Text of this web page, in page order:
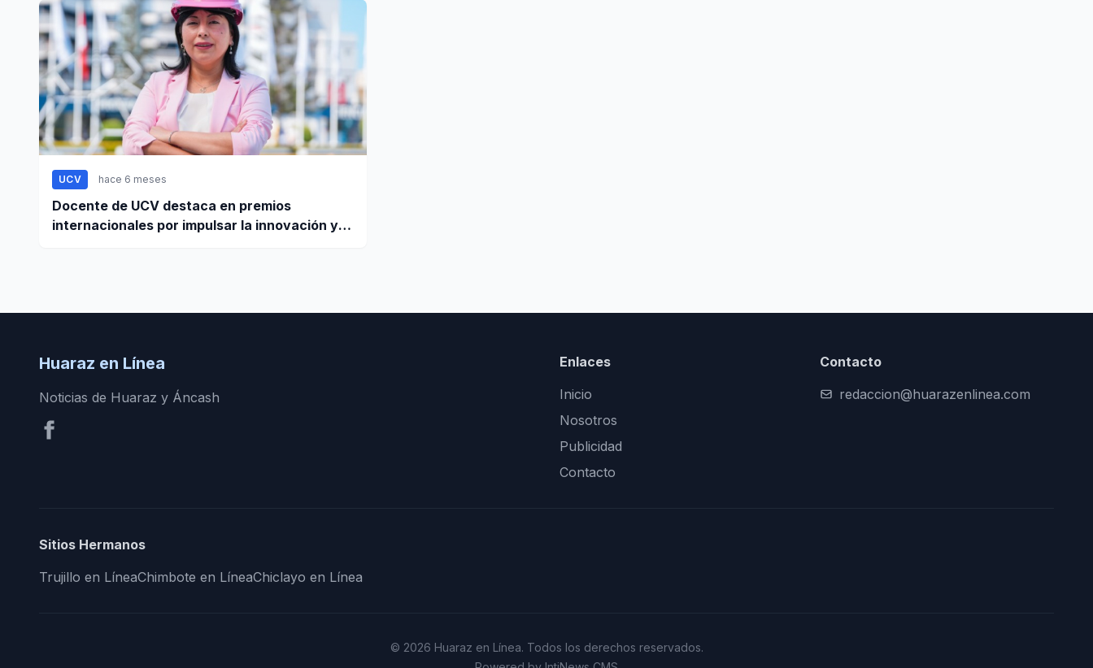
UCV hace 6 meses
Docente de UCV destaca en premios
internacionales por impulsar la innovación y
Huaraz en Línea
Noticias de Huaraz y Áncash
Enlaces
Inicio
Nosotros
Publicidad
Contacto
Contacto
redaccion@huarazenlinea.com
Sitios Hermanos
Trujillo en LíneaChimbote en LíneaChiclayo en Línea
© 2026 Huaraz en Línea. Todos los derechos reservados.